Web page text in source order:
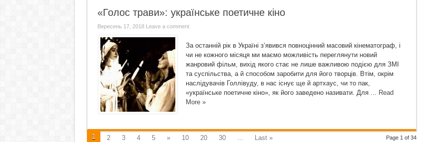
«Голос трави»: українське поетичне кіно
Вересень 17, 2018 Leave a comment
За останній рік в Україні з’явився повноцінний масовий кінематограф, і
чи не кожного місяця ми маємо можливість переглянути новий
жанровий фільм, вихід якого стає не лише важливою подією для ЗМІ
та суспільства, а й способом заробити для його творців. Втім, окрім
наслідувачів Голлівуду, в нас існує ще й артхаус, чи то пак,
«українське поетичне кіно», як його заведено називати. Для ... Read
More »
Page 1 of 34
1 2 3 4 5 » 10 20 30 ... Last »